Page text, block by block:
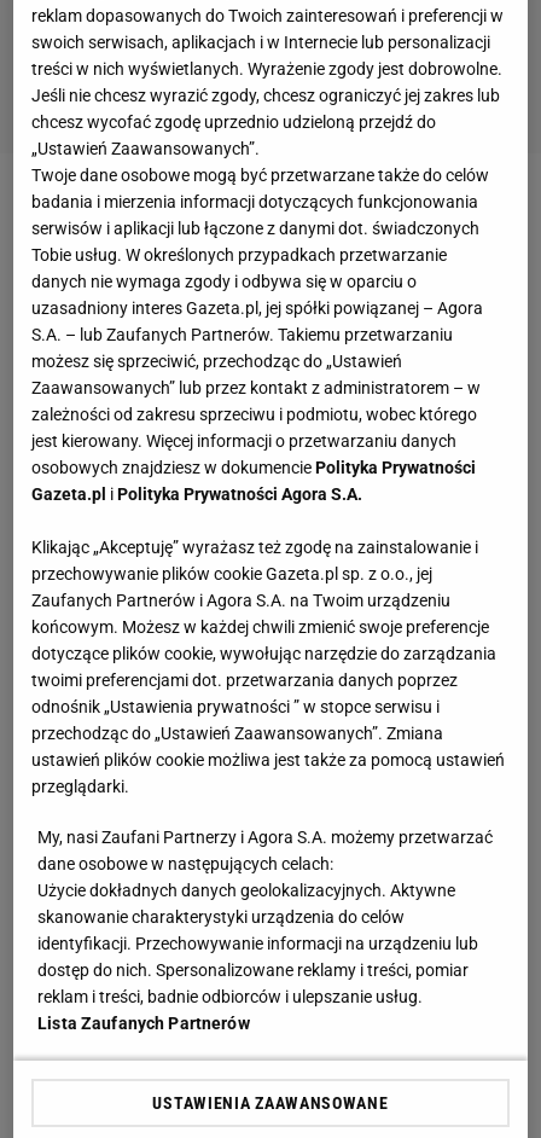
Zobacz wideoZatrzymał Messiego, teraz czas na
Mbappe. Wojtek, zatrzymaj Francję!
Początek meczu w niedzielę o godzinie 16.00 czasu
polskiego. Relacja na żywo na Sport.pl
Łukasz Jachimiak: Na pewno podoba się panu
wynik, jaki Polska osiągnęła na mundialu, a czy
podoba się też panu sposób, w jaki Polska gra?
Jerzy Engel: Mundial to nie jest miejsce, gdzie
ocenia się jakośćgry. Na mundialu jest gra o wynik, o
mistrzostwo świata. Dobry jest każdy sposób, który
doprowadzi do pucharu.
Tylko czy po tym, co Polska pokazała w fazie
grupowej, można powiedzieć, że realnie jest w grze
o mistrzostwo świata? Moim zdaniem potrzebnych
byłoby kilka cudów z rzędu. Widzi pan, że po
meczu z Argentyną mało kto wierzy, że stać nas na
walkę z najlepszymi, prawda?
- Tak, ale presja wyjścia z grupy na mundialu ciążyła
nareprezentacji Polskitak długo i tak bardzo, że ja
sobie zdaję sprawę z tego, że nasz zespół tak
bardzo chciał ten cel zrealizować, że zrobił
wszystko, byle tylko zdobyć cztery punkty i przejść
reklam dopasowanych do Twoich zainteresowań i preferencji w
swoich serwisach, aplikacjach i w Internecie lub personalizacji
treści w nich wyświetlanych. Wyrażenie zgody jest dobrowolne.
Jeśli nie chcesz wyrazić zgody, chcesz ograniczyć jej zakres lub
chcesz wycofać zgodę uprzednio udzieloną przejdź do
„Ustawień Zaawansowanych”.
Twoje dane osobowe mogą być przetwarzane także do celów
badania i mierzenia informacji dotyczących funkcjonowania
serwisów i aplikacji lub łączone z danymi dot. świadczonych
Tobie usług. W określonych przypadkach przetwarzanie
danych nie wymaga zgody i odbywa się w oparciu o
uzasadniony interes Gazeta.pl, jej spółki powiązanej – Agora
S.A. – lub Zaufanych Partnerów. Takiemu przetwarzaniu
możesz się sprzeciwić, przechodząc do „Ustawień
Zaawansowanych” lub przez kontakt z administratorem – w
zależności od zakresu sprzeciwu i podmiotu, wobec którego
jest kierowany. Więcej informacji o przetwarzaniu danych
osobowych znajdziesz w dokumenciePolityka Prywatności
Gazeta.pl iPolityka Prywatności Agora S.A.
Klikając „Akceptuję” wyrażasz też zgodę na zainstalowanie i
przechowywanie plików cookie Gazeta.pl sp. z o.o., jej
Zaufanych Partnerów i Agora S.A. na Twoim urządzeniu
końcowym. Możesz w każdej chwili zmienić swoje preferencje
dotyczące plików cookie, wywołując narzędzie do zarządzania
twoimi preferencjami dot. przetwarzania danych poprzez
odnośnik „Ustawienia prywatności ” w stopce serwisu i
przechodząc do „Ustawień Zaawansowanych”. Zmiana
ustawień plików cookie możliwa jest także za pomocą ustawień
przeglądarki.
My, nasi Zaufani Partnerzy i Agora S.A. możemy przetwarzać
dane osobowe w następujących celach:
Użycie dokładnych danych geolokalizacyjnych. Aktywne
skanowanie charakterystyki urządzenia do celów
identyfikacji. Przechowywanie informacji na urządzeniu lub
dostęp do nich. Spersonalizowane reklamy i treści, pomiar
reklam i treści, badnie odbiorców i ulepszanie usług.
Lista Zaufanych Partnerów
USTAWIENIA ZAAWANSOWANE